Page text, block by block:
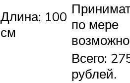
Длина: 100
см
по мере
Всего:
рублей.